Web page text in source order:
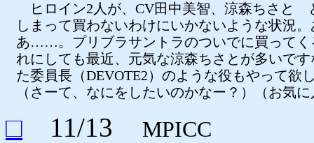
ヒロイン2人が、CV田中美智、涼森ちさと
しまって買わないわけにいかないような状況。
あ……。プリブラサントラのついでに買ってく
れにしても最近、元気な涼森ちさとが多いで
た委員長（DEVOTE2）のような役もやって欲
（さーて、なにをしたいのかなー？）（お気
□ 11/13 MPICC